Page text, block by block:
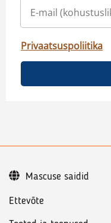
Privaatsuspoliitika
Ettevõte
Mascuse saidid